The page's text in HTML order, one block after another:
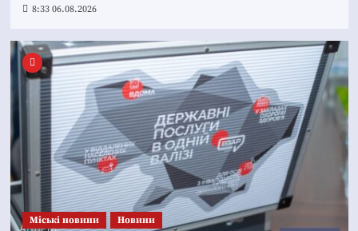
8:33 06.08.2026
Mіські новини Новини